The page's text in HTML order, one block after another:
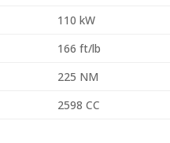
110 kW
166 ft/lb
225 NM
2598 CC